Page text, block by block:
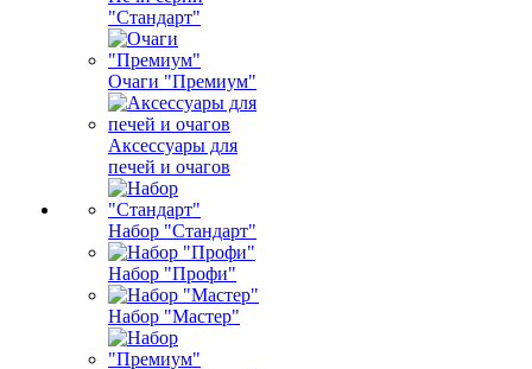
"Стандарт"
Очаги "Премиум"
Аксессуары для
печей и очагов
Набор "Стандарт"
Набор "Профи"
Набор "Мастер"